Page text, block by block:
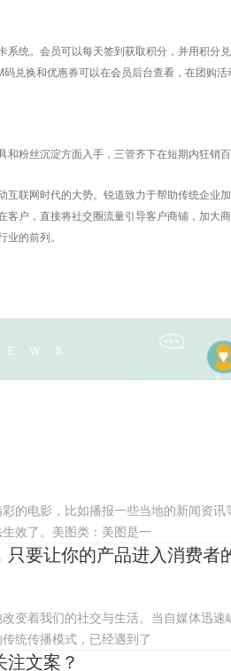
统。会员可以每天签到获取积分，并用积分
兑换和优惠券可以在会员后台查看，在团购
粉丝沉淀方面入手，三管齐下在短期内狂销
联网时代的大势。锐道致力于帮助传统企业
客户，直接将社交圈流量引导客户商铺，加大
的前列。
的电影，比如播报一些当地的新闻资
效了。美图类：美图是一
要让你的产品进入消费者
变着我们的社交与生活。当自媒体迅
统传播模式，已经遇到了
文案？